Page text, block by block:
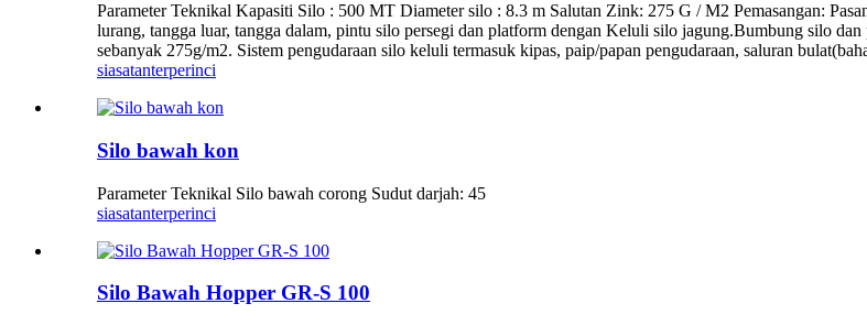
Parameter Teknikal Kapasiti Silo : 500 MT Diameter silo : 8.3 m Salutan Zink: 275 G / M2 Pemasangan:
lurang, tangga luar, tangga dalam, pintu silo persegi dan platform dengan Keluli silo jagung.Bumbung silo
sebanyak 275g/m2. Sistem pengudaraan silo keluli termasuk kipas, paip/papan pengudaraan, saluran
siasatanterperinci
Silo bawah kon
Parameter Teknikal Silo bawah corong Sudut darjah: 45
siasatanterperinci
Silo Bawah Hopper GR-S 100